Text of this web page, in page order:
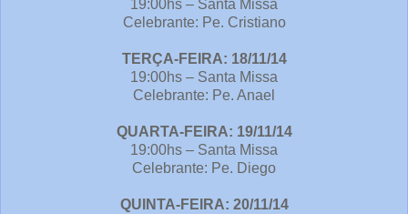
19:00hs – Santa Missa
Celebrante: Pe. Cristiano
TERÇA-FEIRA: 18/11/14
19:00hs – Santa Missa
Celebrante: Pe. Anael
QUARTA-FEIRA: 19/11/14
19:00hs – Santa Missa
Celebrante: Pe. Diego
QUINTA-FEIRA: 20/11/14